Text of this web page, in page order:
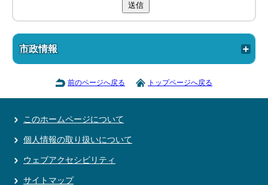
送信
市政情報
前のページへ戻る トップページへ戻る
このホームページについて
個人情報の取り扱いについて
ウェブアクセシビリティ
サイトマップ